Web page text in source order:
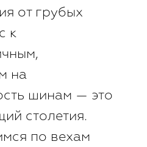
от грубых
к
на
шинам — это
столетия.
по вехам